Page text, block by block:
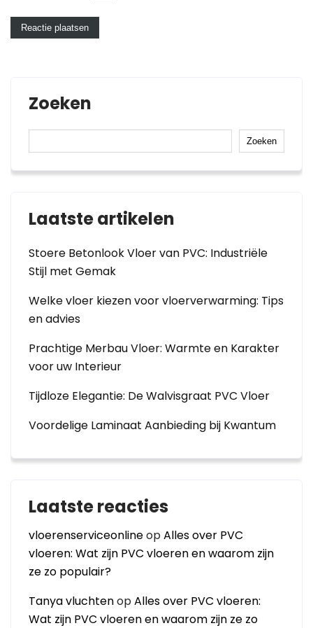
Zoeken
Zoeken
Laatste artikelen
Stoere Betonlook Vloer van PVC: Industriële
Stijl met Gemak
Welke vloer kiezen voor vloerverwarming: Tips
en advies
Prachtige Merbau Vloer: Warmte en Karakter
voor uw Interieur
Tijdloze Elegantie: De Walvisgraat PVC Vloer
Voordelige Laminaat Aanbieding bij Kwantum
Laatste reacties
vloerenserviceonlineopAlles over PVC
vloeren: Wat zijn PVC vloeren en waarom zijn
ze zo populair?
Tanya vluchtenopAlles over PVC vloeren:
Wat zijn PVC vloeren en waarom zijn ze zo